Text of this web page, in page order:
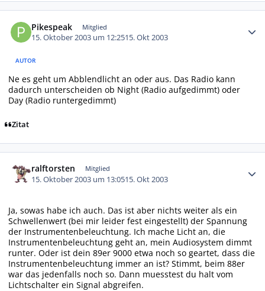
Pikespeak Mitglied
15. Oktober 2003 um 12:2515. Okt 2003
AUTOR
Ne es geht um Abblendlicht an oder aus. Das Radio kann
dadurch unterscheiden ob Night (Radio aufgedimmt) oder
Day (Radio runtergedimmt)
Zitat
ralftorsten Mitglied
15. Oktober 2003 um 13:0515. Okt 2003
Ja, sowas habe ich auch. Das ist aber nichts weiter als ein
Schwellenwert (bei mir leider fest eingestellt) der Spannung
der Instrumentenbeleuchtung. Ich mache Licht an, die
Instrumentenbeleuchtung geht an, mein Audiosystem dimmt
runter. Oder ist dein 89er 9000 etwa noch so geartet, dass die
Instrumentenbeleuchtung immer an ist? Stimmt, beim 88er
war das jedenfalls noch so. Dann muesstest du halt vom
Lichtschalter ein Signal abgreifen.